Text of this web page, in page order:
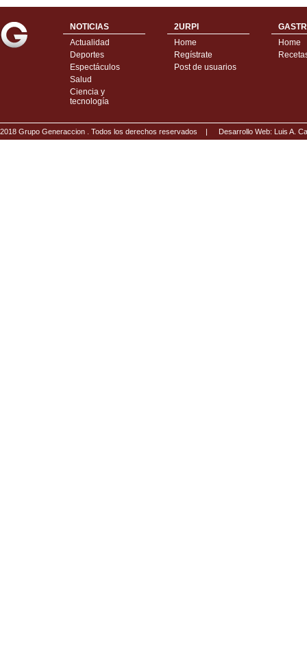
NOTICIAS
Actualidad
Deportes
Espectáculos
Salud
Ciencia y
tecnología
2URPI
Home
Regístrate
Post de usuarios
Home
2018 Grupo Generaccion . Todos los derechos reservados | Desarrollo Web: Luis